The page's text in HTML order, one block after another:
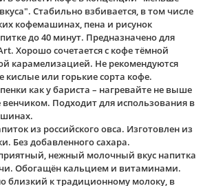
Стабильно взбивается, в том числе
кофемашинах, пена и рисунок
до 40 минут. Предназначено для
Хорошо сочетается с кофе тёмной
карамелизацией. Не рекомендуются
или горькие сорта кофе.
как у бариста – нагревайте не выше
венчиком. Подходит для использования в
из российского овса. Изготовлен из
Без добавленного сахара.
нежный молочный вкус напитка
Обогащён кальцием и витаминами.
близкий к традиционному молоку, в